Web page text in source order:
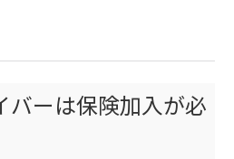
バーは保険加入が必